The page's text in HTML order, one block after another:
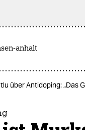
anhalt
über Antidoping: „Das